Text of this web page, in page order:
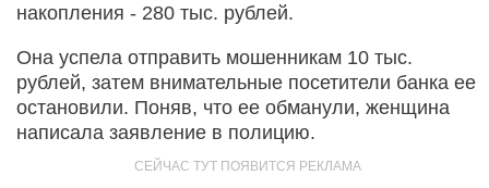
накопления - 280 тыс. рублей.
Она успела отправить мошенникам 10 тыс.
рублей, затем внимательные посетители банка ее
остановили. Поняв, что ее обманули, женщина
написала заявление в полицию.